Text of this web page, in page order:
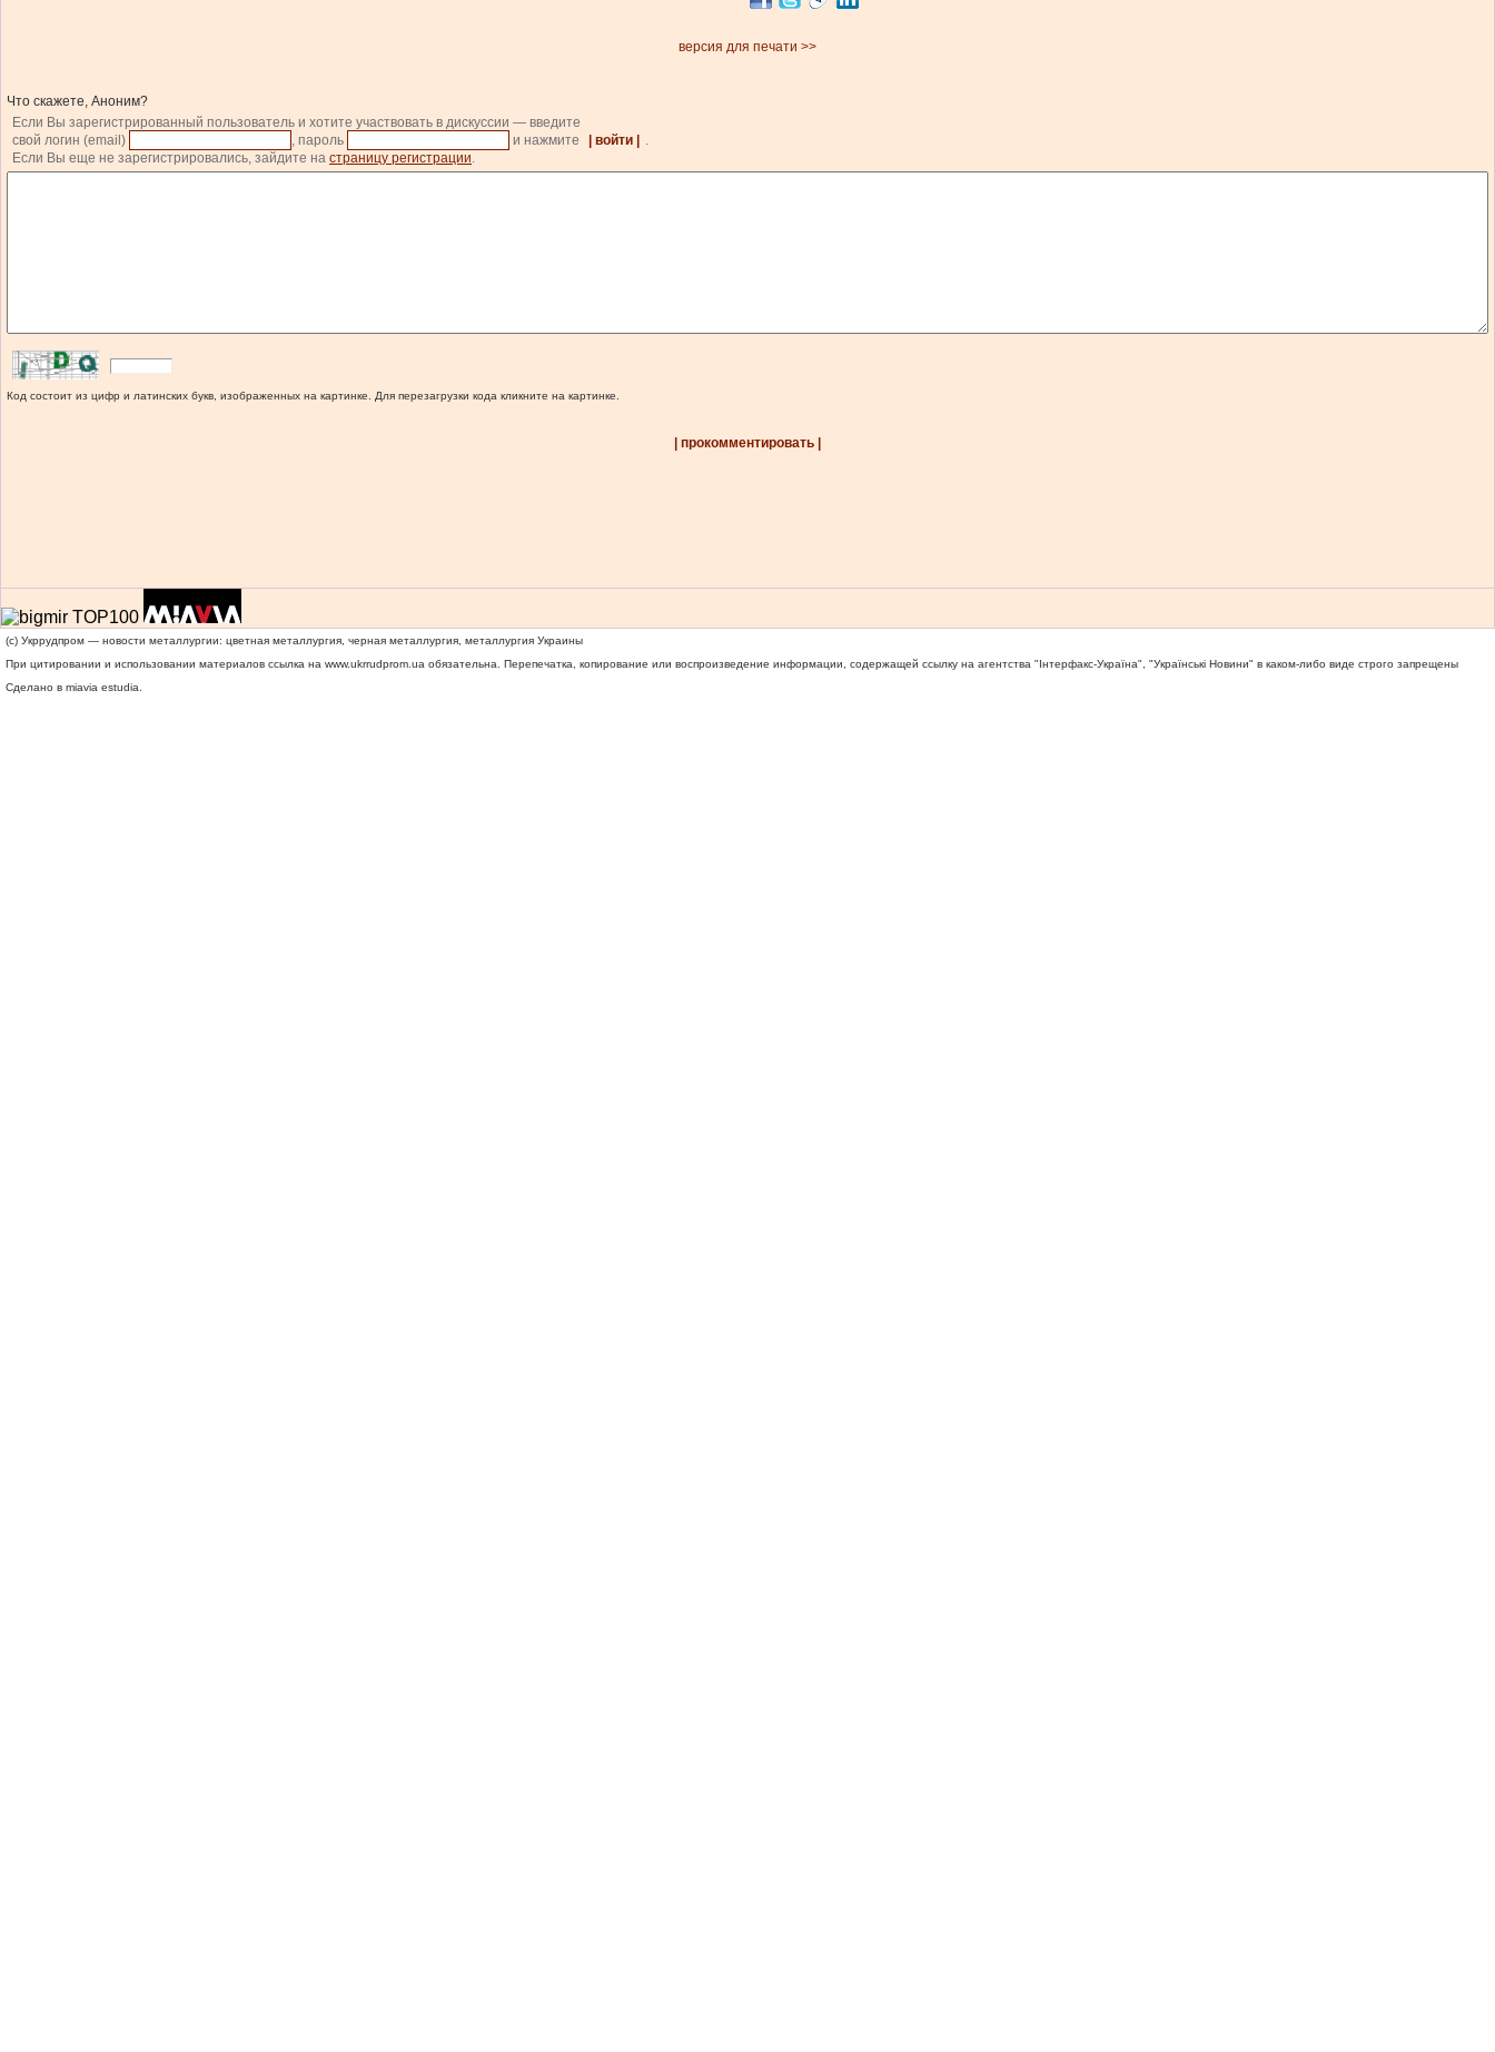
версия для печати >>
Что скажете, Аноним?
Если Вы зарегистрированный пользователь и хотите участвовать в дискуссии — введите
свой логин (email)
, пароль и нажмите | войти |
.
Если Вы еще не зарегистрировались, зайдите на страницу регистрации.
Код состоит из цифр и латинских букв, изображенных на картинке. Для перезагрузки кода кликните на картинке.
| прокомментировать |
(c) Укррудпром — новости металлургии: цветная металлургия, черная металлургия, металлургия Украины
При цитировании и использовании материалов ссылка на www.ukrrudprom.ua обязательна. Перепечатка, копирование или воспроизведение информации, содержащей ссылку на агентства "Iнтерфакс-Україна", "Українськi Новини" в каком-либо виде строго запрещены
Сделано в miavia estudia.